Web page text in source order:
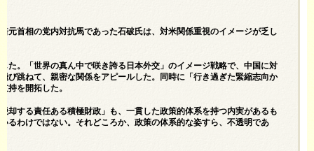
元首相の党内対抗馬であった石破氏は、対米関係重視のイメージが乏し
た。「世界の真ん中で咲き誇る日本外交」のイメージ戦略で、中国に対
び跳ねて、親密な関係をアピールした。同時に「行き過ぎた緊縮志向か
持を開拓した。
却する責任ある積極財政」も、一貫した政策的体系を持つ内実があるも
るわけではない。それどころか、政策の体系的な姿すら、不透明であ